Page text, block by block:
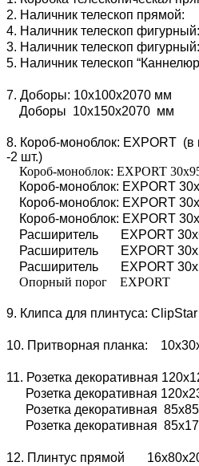
2. Наличник телескоп
4. Наличник телескоп
3. Наличник телескоп
5. Наличник телескоп
7. Доборы: 10х100х2070 мм
Доборы 10х150х2070 мм
8. Короб-моноблок: EXPORT (в
-2 шт.)
Короб-моноблок: EXPORT
Короб-моноблок: EXPORT
Короб-моноблок: EXPORT
Короб-моноблок: EXPORT
Расширитель EXPORT
Расширитель EXPORT
Расширитель EXPORT
Опорный порог EXPORT
9. Клипса для плинтуса: ClipStar
10. Притворная планка:
11. Розетка декоративная
Розетка декоративная
Розетка декоративная
Розетка декоративная
12. Плинтус прямой